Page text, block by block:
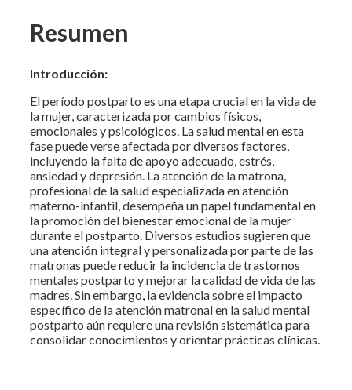
Resumen
Introducción:
El período postparto es una etapa crucial en la vida de
la mujer, caracterizada por cambios físicos,
emocionales y psicológicos. La salud mental en esta
fase puede verse afectada por diversos factores,
incluyendo la falta de apoyo adecuado, estrés,
ansiedad y depresión. La atención de la matrona,
profesional de la salud especializada en atención
materno-infantil, desempeña un papel fundamental en
la promoción del bienestar emocional de la mujer
durante el postparto. Diversos estudios sugieren que
una atención integral y personalizada por parte de las
matronas puede reducir la incidencia de trastornos
mentales postparto y mejorar la calidad de vida de las
madres. Sin embargo, la evidencia sobre el impacto
específico de la atención matronal en la salud mental
postparto aún requiere una revisión sistemática para
consolidar conocimientos y orientar prácticas clínicas.